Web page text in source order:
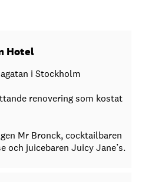
Hotel
i Stockholm
renovering som kostat
Mr Bronck, cocktailbaren
och juicebaren Juicy Jane’s.